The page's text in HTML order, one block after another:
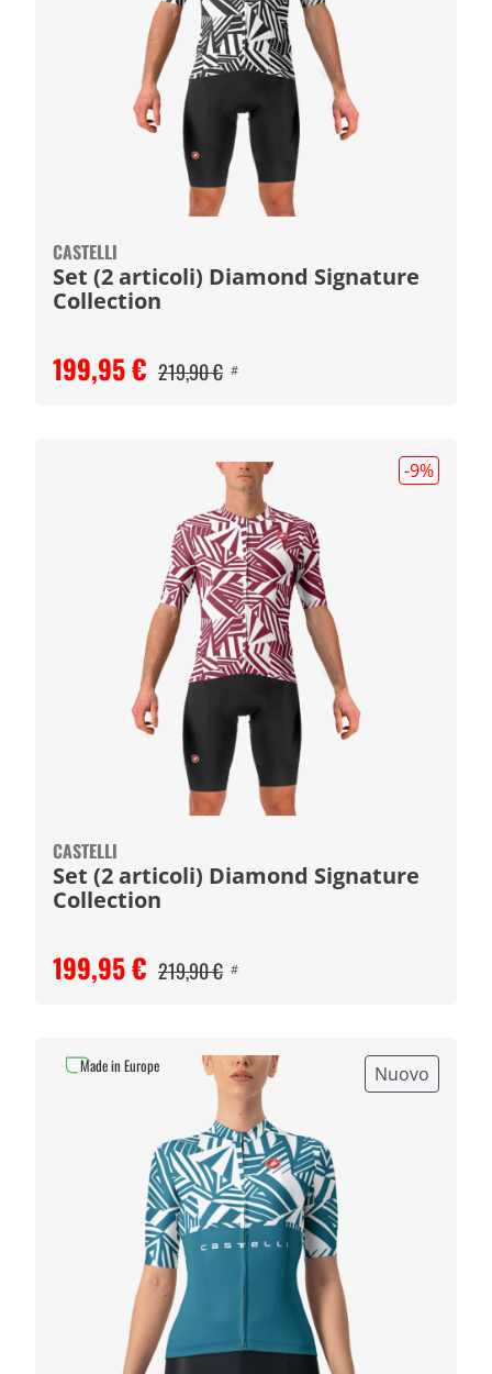
CASTELLI
Set (2 articoli) Diamond Signature
Collection
199,95 € 219,90 € #
-9%
CASTELLI
Set (2 articoli) Diamond Signature
Collection
199,95 € 219,90 € #
Nuovo
Made in Europe